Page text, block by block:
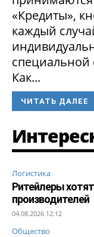
«Кредиты»,
каждый
специальной
Как...
ЧИТАТЬ ДАЛЕЕ
Логистика
Ритейлеры
производителей
04.08.2026 12:12
Общество